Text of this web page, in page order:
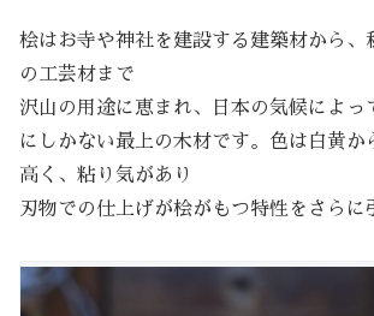
桧はお寺や神社を建設する建築材から、
の工芸材まで
沢山の用途に恵まれ、日本の気候によっ
にしかない最上の木材です。色は白黄か
高く、粘り気があり
刃物での仕上げが桧がもつ特性をさらに